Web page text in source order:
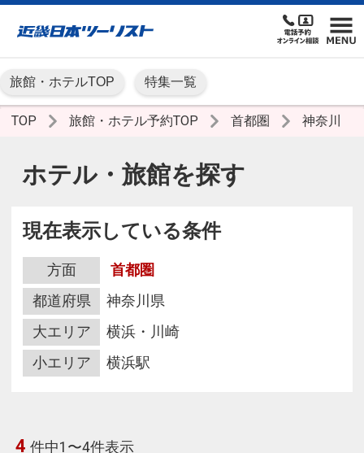
旅館・ホテルTOP 特集一覧
TOP 旅館・ホテル予約TOP 首都圏 神奈川
ホテル・旅館を探す
現在表示している条件
方面
首都圏
都道府県
神奈川県
大エリア
横浜・川崎
小エリア
横浜駅
4 件中1〜4件表示